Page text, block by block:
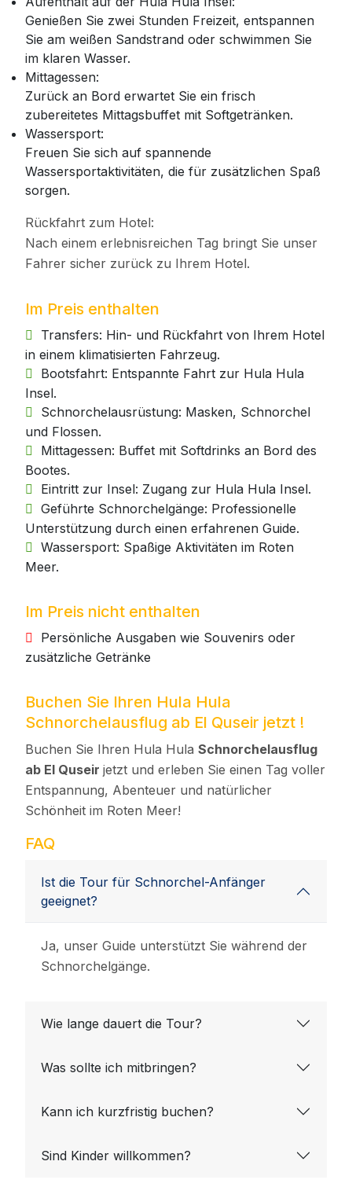
Genießen Sie zwei Stunden Freizeit, entspannen
Sie am weißen Sandstrand oder schwimmen Sie
im klaren Wasser.
Mittagessen:
Zurück an Bord erwartet Sie ein frisch
zubereitetes Mittagsbuffet mit Softgetränken.
Wassersport:
Freuen Sie sich auf spannende
Wassersportaktivitäten, die für zusätzlichen Spaß
sorgen.
Rückfahrt zum Hotel:
Nach einem erlebnisreichen Tag bringt Sie unser
Fahrer sicher zurück zu Ihrem Hotel.
Im Preis enthalten
Transfers: Hin- und Rückfahrt von Ihrem Hotel
in einem klimatisierten Fahrzeug.
Bootsfahrt: Entspannte Fahrt zur Hula Hula
Insel.
Schnorchelausrüstung: Masken, Schnorchel
und Flossen.
Mittagessen: Buffet mit Softdrinks an Bord des
Bootes.
Eintritt zur Insel: Zugang zur Hula Hula Insel.
Geführte Schnorchelgänge: Professionelle
Unterstützung durch einen erfahrenen Guide.
Wassersport: Spaßige Aktivitäten im Roten
Meer.
Im Preis nicht enthalten
Persönliche Ausgaben wie Souvenirs oder
zusätzliche Getränke
Buchen Sie Ihren Hula Hula
Schnorchelausflug ab El Quseir jetzt !
Buchen Sie Ihren Hula Hula Schnorchelausflug
ab El Quseir jetzt und erleben Sie einen Tag voller
Entspannung, Abenteuer und natürlicher
Schönheit im Roten Meer!
FAQ
Ist die Tour für Schnorchel-Anfänger
geeignet?
Ja, unser Guide unterstützt Sie während der
Schnorchelgänge.
Wie lange dauert die Tour?
Was sollte ich mitbringen?
Kann ich kurzfristig buchen?
Sind Kinder willkommen?